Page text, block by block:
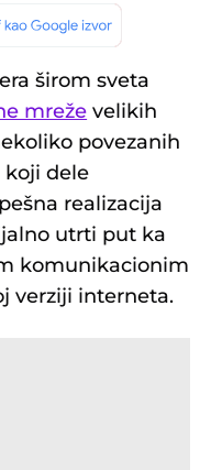
širom sveta
mreže velikih
povezanih
koji dele
realizacija
utrti put ka
komunikacionim
verziji interneta.